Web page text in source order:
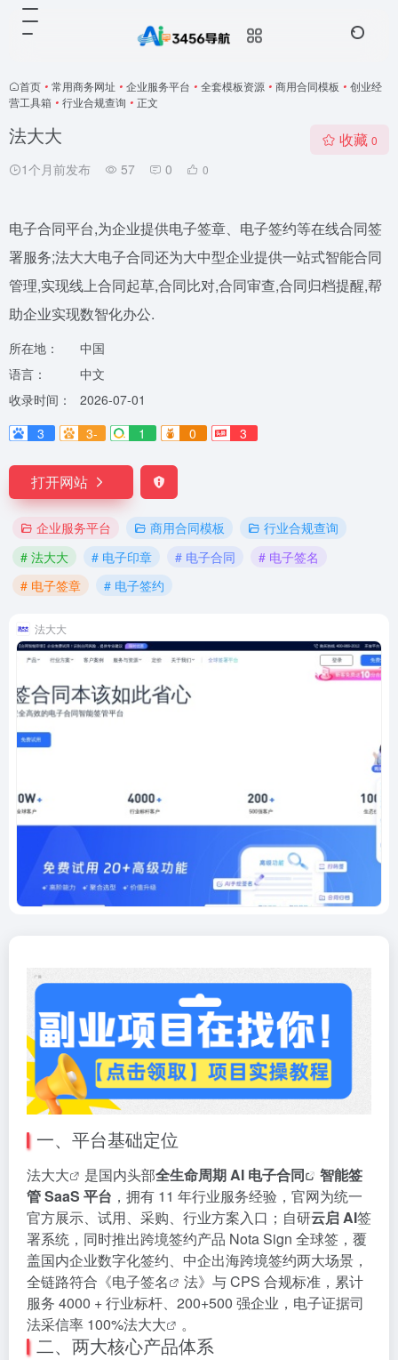
首页 • 常用商务网址 • 企业服务平台 • 全套模板资源 • 商用合同模板 • 创业经
营工具箱 • 行业合规查询 • 正文
法大大
1个月前发布 57 0 0
收藏 0
电子合同平台,为企业提供电子签章、电子签约等在线合同签
署服务;法大大电子合同还为大中型企业提供一站式智能合同
管理,实现线上合同起草,合同比对,合同审查,合同归档提醒,帮
助企业实现数智化办公.
所在地：
中国
语言：
中文
收录时间：
2026-07-01
3
3- 1 0 3
打开网站
企业服务平台 商用合同模板
行业合规查询
# 法大大
# 电子印章 # 电子合同
# 电子签名
# 电子签章
# 电子签约
法大大
一、平台基础定位
法大大 是国内头部全生命周期 AI 电子合同
智能签
管 SaaS 平台 ，拥有 11 年行业服务经验，官网为统一
官方展示、试用、采购、行业方案入口；自研云启 AI签
署系统，同时推出跨境签约产品 Nota Sign 全球签，覆
盖国内企业数字化签约、中企出海跨境签约两大场景，
全链路符合《电子签名
法》与 CPS 合规标准，累计
服务 4000 + 行业标杆、200+500 强企业，电子证据司
法采信率 100%法大大 。
二、两大核心产品体系